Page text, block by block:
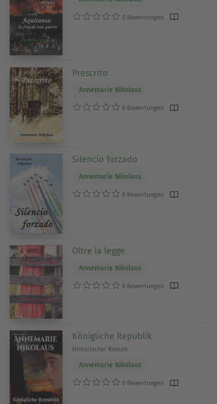
0 Bewertungen
Prescrito
Annemarie Nikolaus
0 Bewertungen
Silencio forzado
Annemarie Nikolaus
0 Bewertungen
Oltre la legge
Annemarie Nikolaus
0 Bewertungen
Königliche Republik
Historischer Roman
Annemarie Nikolaus
0 Bewertungen